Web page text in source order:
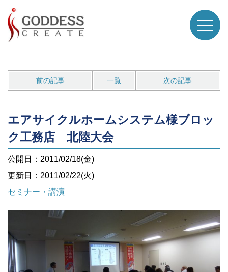
前の記事 一覧 次の記事
エアサイクルホームシステム様ブロッ
ク工務店 北陸大会
公開日：2011/02/18(金)
更新日：2011/02/22(火)
セミナー・講演